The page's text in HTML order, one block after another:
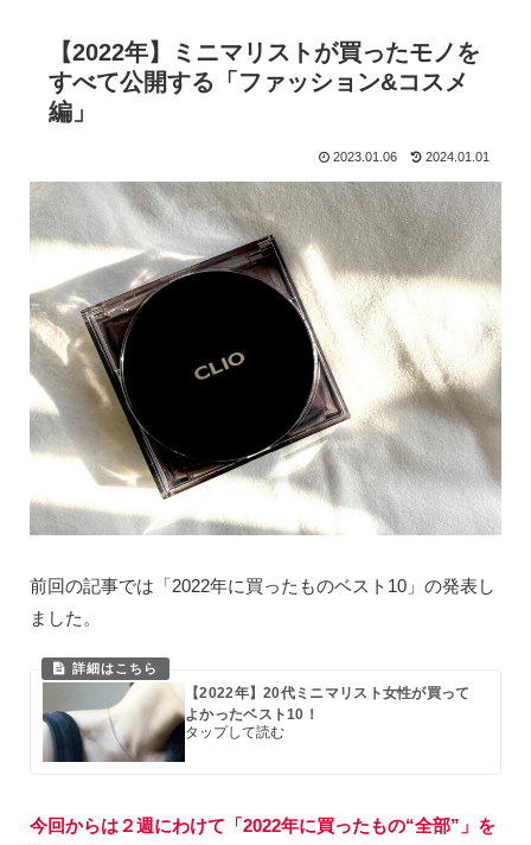
【2022年】ミニマリストが買ったモノを
すべて公開する「ファッション&コスメ
編」
2023.01.06 2024.01.01
前回の記事では「2022年に買ったものベスト10」の発表し
ました。
【2022年】20代ミニマリスト女性が買って
よかったベスト10！
今回からは２週にわけて「2022年に買ったもの“全部”」を